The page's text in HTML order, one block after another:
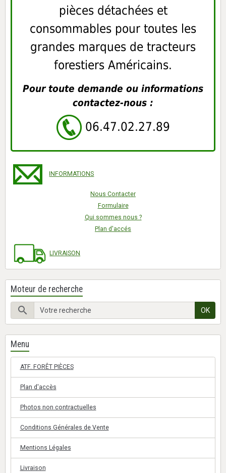
pièces détachées et
consommables pour toutes les
grandes marques de tracteurs
forestiers Américains.
Pour toute demande ou informations
contactez-nous :
06.47.02.27.89
INFORMATIONS
Nous Contacter
Formulaire
Qui sommes nous ?
Plan d'accés
LIVRAISON
Moteur de recherche
OK
Menu
ATF. FORÊT PIÈCES
Plan d'accès
Photos non contractuelles
Conditions Générales de Vente
Mentions Légales
Livraison